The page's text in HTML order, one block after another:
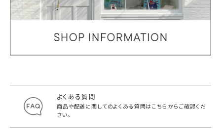
よくある質問
商品や配送に関してのよくある質問はこちらからご確認くだ
さい。